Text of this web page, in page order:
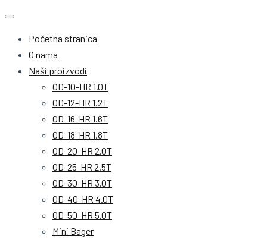
Početna stranica
O nama
Naši proizvodi
OD-10-HR 1.0T
OD-12-HR 1.2T
OD-16-HR 1.6T
OD-18-HR 1.8T
OD-20-HR 2.0T
OD-25-HR 2.5T
OD-30-HR 3.0T
OD-40-HR 4.0T
OD-50-HR 5.0T
Mini Bager